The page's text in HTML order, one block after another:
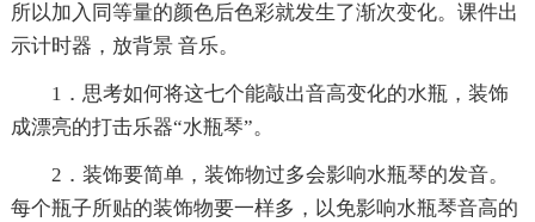
所以加入同等量的颜色后色彩就发生了渐次变化。课件出
示计时器，放背景 音乐。
1．思考如何将这七个能敲出音高变化的水瓶，装饰
成漂亮的打击乐器“水瓶琴”。
2．装饰要简单，装饰物过多会影响水瓶琴的发音。
每个瓶子所贴的装饰物要一样多，以免影响水瓶琴音高的